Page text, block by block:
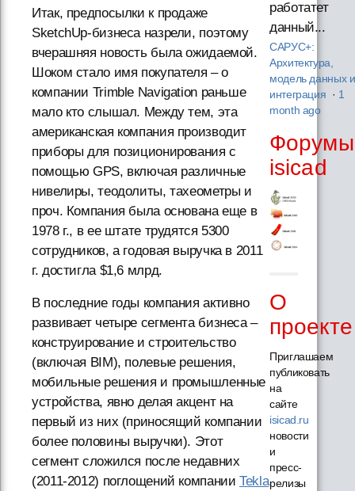
Итак, предпосылки к продаже
SketchUp-бизнеса назрели, поэтому
вчерашняя новость была ожидаемой.
Шоком стало имя покупателя – о
компании Trimble Navigation раньше
мало кто слышал. Между тем, эта
американская компания производит
приборы для позиционирования с
помощью GPS, включая различные
нивелиры, теодолиты, тахеометры и
проч. Компания была основана еще в
1978 г., в ее штате трудятся 5300
сотрудников, а годовая выручка в 2011
г. достигла $1,6 млрд.
В последние годы компания активно
развивает четыре сегмента бизнеса –
конструирование и строительство
(включая BIM), полевые решения,
мобильные решения и промышленные
устройства, явно делая акцент на
первый из них (приносящий компании
более половины выручки). Этот
сегмент сложился после недавних
(2011-2012) поглощений компанииTekla
работатет
данный...
САРУС+:
Архитектура,
модель данных и
интеграция · 1
month ago
Форумы
isicad
О
проекте
Приглашаем
публиковать
на
сайте
isicad.ru
новости
и
пресс-
релизы